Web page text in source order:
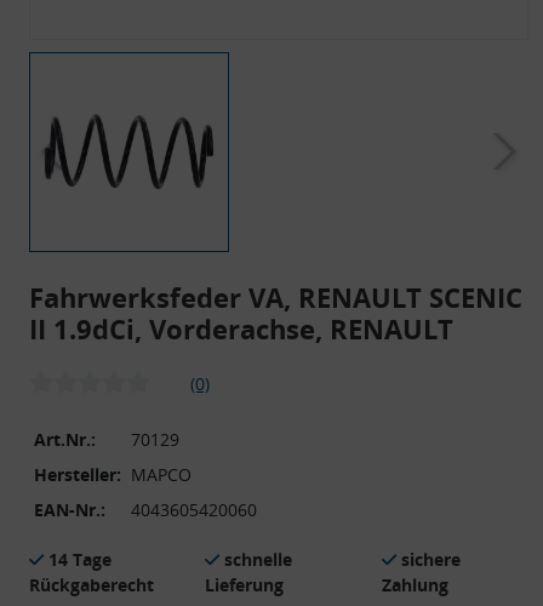
Fahrwerksfeder VA, RENAULT SCENIC
II 1.9dCi, Vorderachse, RENAULT
(0)
Art.Nr.:
70129
Hersteller: MAPCO
EAN-Nr.:
4043605420060
14 Tage
Rückgaberecht
schnelle
Lieferung
sichere
Zahlung